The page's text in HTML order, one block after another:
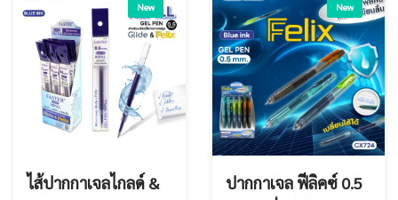
New
ไส้ปากกาเจลไกลด์ &
New
ปากกาเจล ฟีลิคซ์ 0.5